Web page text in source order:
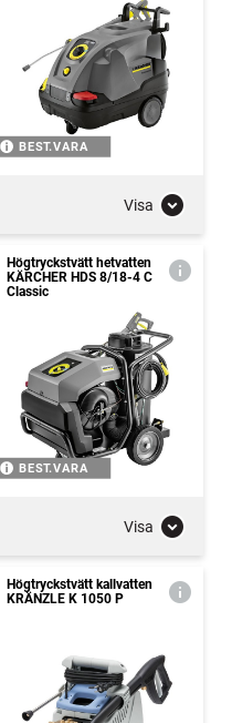
BEST.VARA
Visa
Högtryckstvätt hetvatten
KÄRCHER HDS 8/18-4 C
Classic
BEST.VARA
Visa
Högtryckstvätt kallvatten
KRÄNZLE K 1050 P